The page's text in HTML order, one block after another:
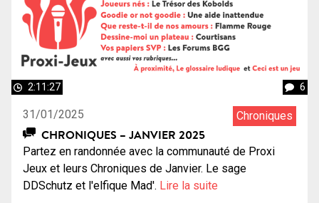
2:11:27 6
31/01/2025 Chroniques
CHRONIQUES – JANVIER 2025
Partez en randonnée avec la communauté de Proxi
Jeux et leurs Chroniques de Janvier. Le sage
DDSchutz et l'elfique Mad'. Lire la suite